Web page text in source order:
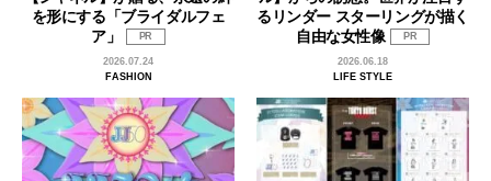
を形にする「ブライダルフェ
ア」
PR
2026.07.24
FASHION
るリンダー スターリングが描く
自由な女性像
PR
2026.06.18
LIFE STYLE